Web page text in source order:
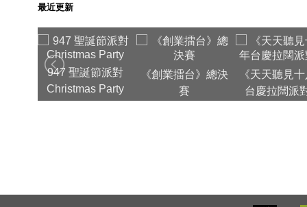
最近更新
947 聖誕節派對
Christmas Party
《創業擂台》總決
賽
《天天聽見
台慶拉闊派